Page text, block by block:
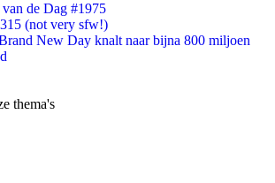
de Dag #1975
(not very sfw!)
New Day knalt naar bijna 800 miljoen
thema's